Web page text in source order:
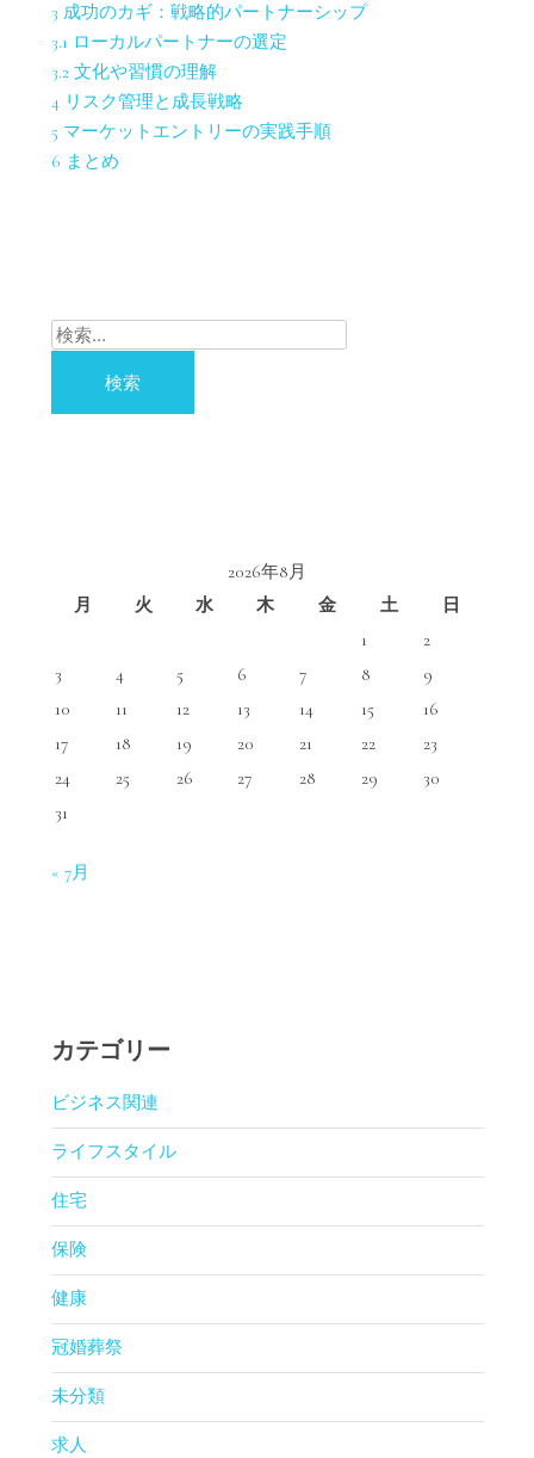
3 成功のカギ：戦略的パートナーシップ
3.1 ローカルパートナーの選定
3.2文化や習慣の理解
4リスク管理と成長戦略
5 マーケットエントリーの実践手順
6 まとめ
検
2026年8月
月
火 水 木 金 土
日
1
2
3
4 5 6 7 8
9
10
11 12 13 14 15
16
17
18 19 20 21 22
23
24
25 26 27 28 29
30
31
« 7月
カテゴリー
ビジネス関連
ライフスタイル
住宅
保険
健康
冠婚葬祭
未分類
求人